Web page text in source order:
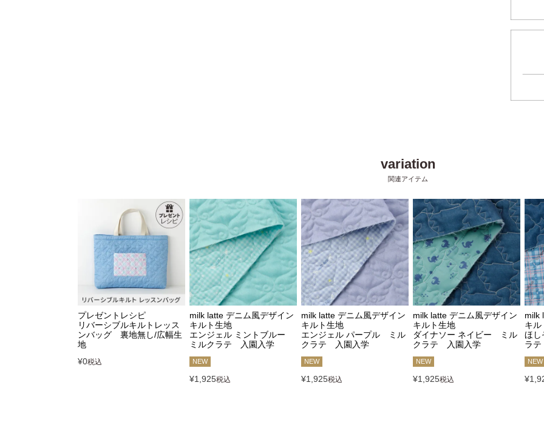
プレゼントレシピ
リバーシブルキルトレッス
ンバッグ 裏地無し/広幅生
地
¥0税込
milk latte デニム風デザイン
キルト生地
エンジェル ミントブルー
ミルクラテ 入園入学
NEW
¥1,925税込
milk latte デニム風デザイン
キルト生地
エンジェル パープル ミル
クラテ 入園入学
NEW
¥1,925税込
milk latte デニム風デザイン
キルト生地
ダイナソー ネイビー ミル
クラテ 入園入学
NEW
¥1,925税込
milk
キル
ほ
ラ
NEW
¥